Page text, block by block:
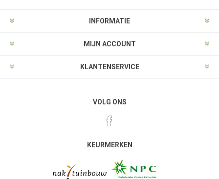
INFORMATIE
MIJN ACCOUNT
KLANTENSERVICE
VOLG ONS
KEURMERKEN